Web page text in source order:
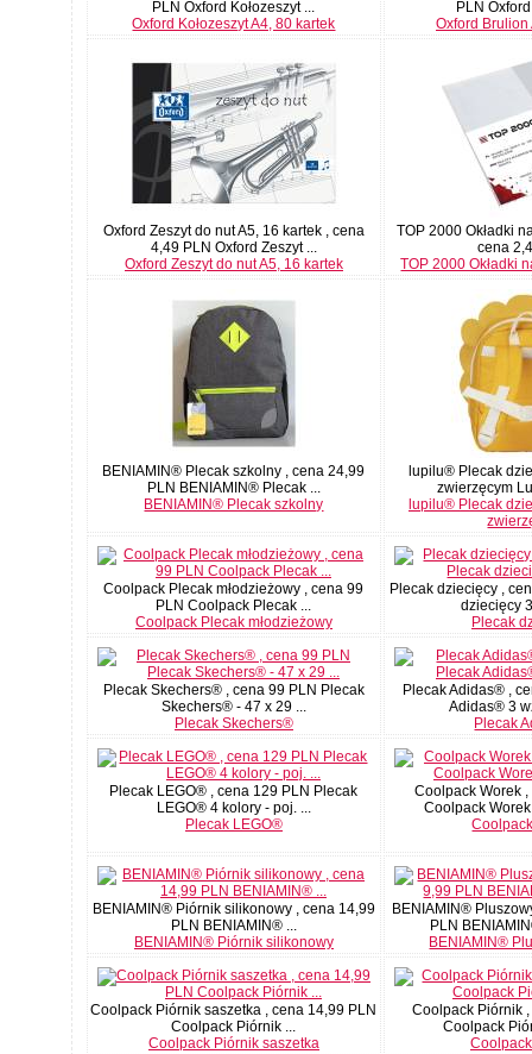
PLN Oxford Kołozeszyt ...
Oxford Kołozeszyt A4, 80 kartek
PLN
Oxford Brulion
Oxford Zeszyt do nut A5, 16 kartek , cena
4,49 PLN Oxford Zeszyt ...
Oxford Zeszyt do nut A5, 16 kartek
TOP 2000 Okładki
cena
TOP 2000 Okładki
BENIAMIN® Plecak szkolny , cena 24,99
PLN BENIAMIN® Plecak ...
BENIAMIN® Plecak szkolny
lupilu® Plecak
zwierzęcym
lupilu® Plecak
Coolpack Plecak młodzieżowy , cena 99
PLN Coolpack Plecak ...
Coolpack Plecak młodzieżowy
Plecak dziecięcy ,
dziecięcy
Plecak
Plecak Skechers® , cena 99 PLN Plecak
Skechers® - 47 x 29 ...
Plecak Skechers®
Plecak Adidas® ,
Adidas® 3
Plecak
Plecak LEGO® , cena 129 PLN Plecak
LEGO® 4 kolory - poj. ...
Plecak LEGO®
Coolpack Worek
Coolpack
BENIAMIN® Piórnik silikonowy , cena 14,99
PLN BENIAMIN® ...
BENIAMIN® Piórnik silikonowy
BENIAMIN®
PLN
BENIAMIN®
Coolpack Piórnik saszetka , cena 14,99 PLN
Coolpack Piórnik ...
Coolpack Piórnik saszetka
Coolpack Piórnik
Coolpack